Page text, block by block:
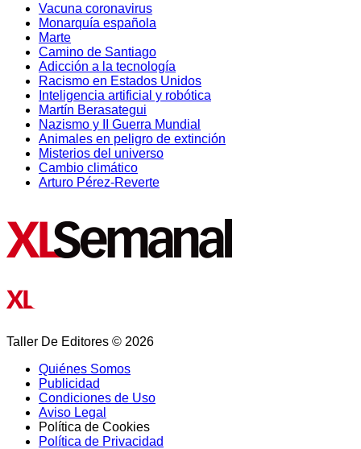
Vacuna coronavirus
Monarquía española
Marte
Camino de Santiago
Adicción a la tecnología
Racismo en Estados Unidos
Inteligencia artificial y robótica
Martín Berasategui
Nazismo y II Guerra Mundial
Animales en peligro de extinción
Misterios del universo
Cambio climático
Arturo Pérez-Reverte
Taller De Editores © 2026
Quiénes Somos
Publicidad
Condiciones de Uso
Aviso Legal
Política de Cookies
Política de Privacidad